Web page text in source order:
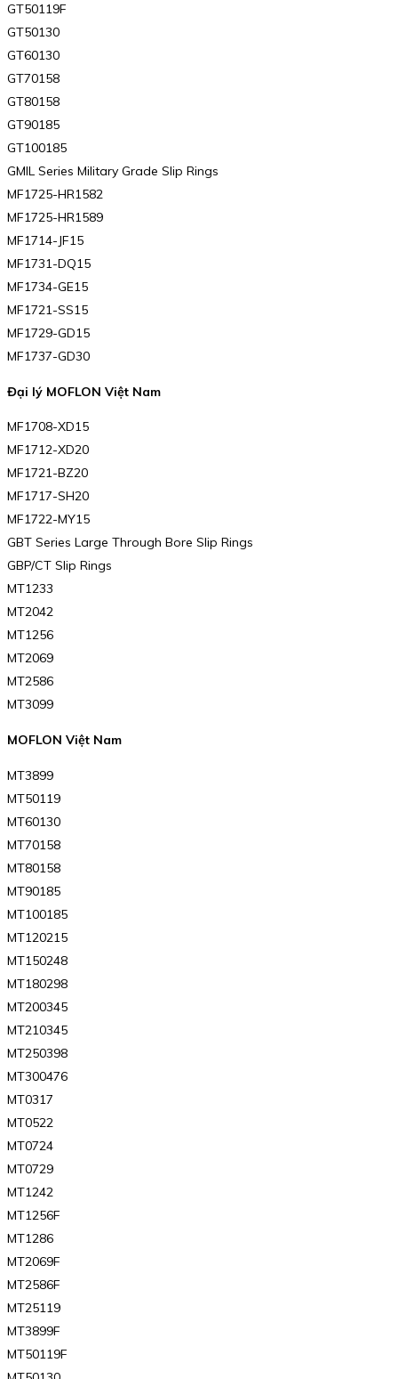
GT50119F
GT50130
GT60130
GT70158
GT80158
GT90185
GT100185
GMIL Series Military Grade Slip Rings
MF1725-HR1582
MF1725-HR1589
MF1714-JF15
MF1731-DQ15
MF1734-GE15
MF1721-SS15
MF1729-GD15
MF1737-GD30
Đại lý MOFLON Việt Nam
MF1708-XD15
MF1712-XD20
MF1721-BZ20
MF1717-SH20
MF1722-MY15
GBT Series Large Through Bore Slip Rings
GBP/CT Slip Rings
MT1233
MT2042
MT1256
MT2069
MT2586
MT3099
MOFLON Việt Nam
MT3899
MT50119
MT60130
MT70158
MT80158
MT90185
MT100185
MT120215
MT150248
MT180298
MT200345
MT210345
MT250398
MT300476
MT0317
MT0522
MT0724
MT0729
MT1242
MT1256F
MT1286
MT2069F
MT2586F
MT25119
MT3899F
MT50119F